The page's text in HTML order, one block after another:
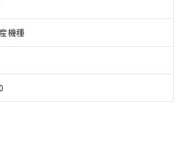
機種